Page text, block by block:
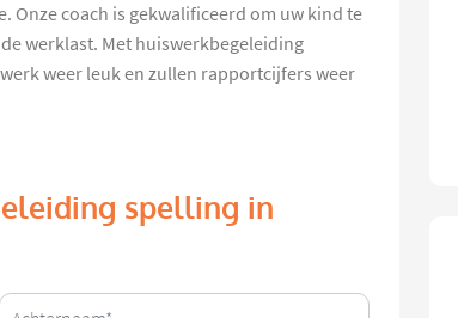
coach is gekwalificeerd om uw kind te
werklast. Met huiswerkbegeleiding
weer leuk en zullen rapportcijfers weer
spelling in